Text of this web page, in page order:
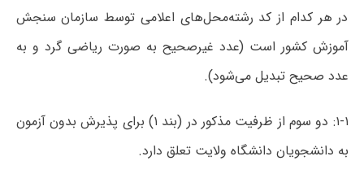
در هر کدام از کد رشته‌محل‌های اعلامی توسط سازمان سنجش
آموزش کشور است (عدد غیرصحیح به صورت ریاضی گرد و به
عدد صحیح تبدیل می‌شود).
۱-۱: دو سوم از ظرفیت مذکور در (بند ۱) برای پذیرش بدون آزمون
به دانشجویان دانشگاه ولایت تعلق دارد.